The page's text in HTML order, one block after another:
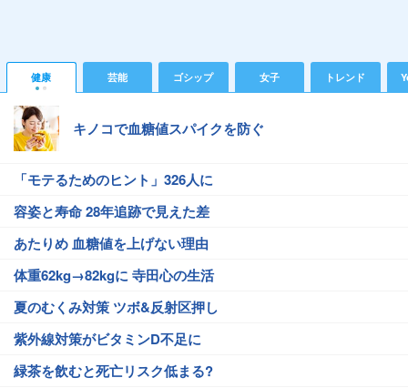
健康 芸能 ゴシップ 女子 トレンド
キノコで血糖値スパイクを防ぐ
「モテるためのヒント」326人に
容姿と寿命 28年追跡で見えた差
あたりめ 血糖値を上げない理由
体重62kg→82kgに 寺田心の生活
夏のむくみ対策 ツボ&反射区押し
紫外線対策がビタミンD不足に
緑茶を飲むと死亡リスク低まる?